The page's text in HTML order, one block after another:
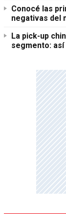
Conocé las
negativas del
La pick-up
segmento: así